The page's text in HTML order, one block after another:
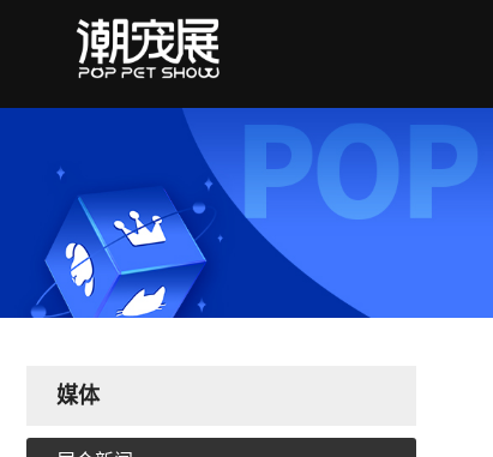
媒体